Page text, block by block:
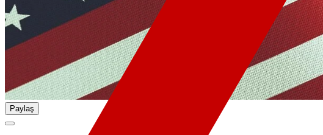
Paylaş